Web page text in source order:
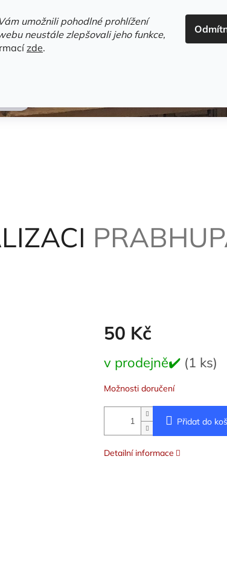
umožnili pohodlné prohlížení
neustále zlepšovali jeho funkce,
zde.
HLEDAT
50 Kč
cena:
v prodejně✔️ (1 ks)
Možnosti doručení
Přidat do
Detailní informace